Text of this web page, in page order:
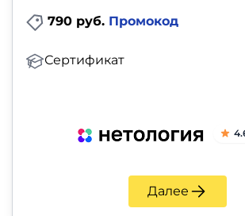
790 руб. Промокод
Сертификат
Далее
Репетиторы
Тесты